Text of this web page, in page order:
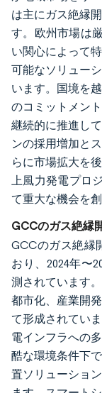
は主にガス絶縁
す。欧州市場は
い関心によって
可能なソリュー
います。国境を
のコミットメン
継続的に推進し
ンの採用増加と
らに市場拡大を
上風力発電プロ
て重大な機会を
GCCのガス絶縁
GCCのガス絶縁
おり、2024年〜
測されています
都市化、産業開
て形成されてい
電インフラへの
酷な環境条件下
置ソリューショ